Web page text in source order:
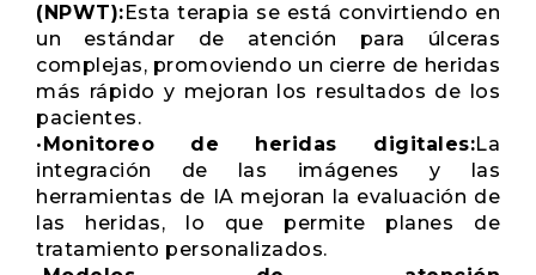
(NPWT):Esta terapia se está convirtiendo en
un estándar de atención para úlceras
complejas, promoviendo un cierre de heridas
más rápido y mejoran los resultados de los
pacientes.
•Monitoreo de heridas digitales:La
integración de las imágenes y las
herramientas de IA mejoran la evaluación de
las heridas, lo que permite planes de
tratamiento personalizados.